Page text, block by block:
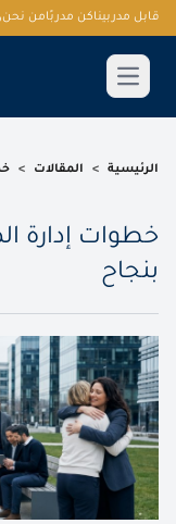
قابل مدربيناكن مدربًامن نحن
الرئيسية > المقالات >
خطوات إدارة
بنجاح